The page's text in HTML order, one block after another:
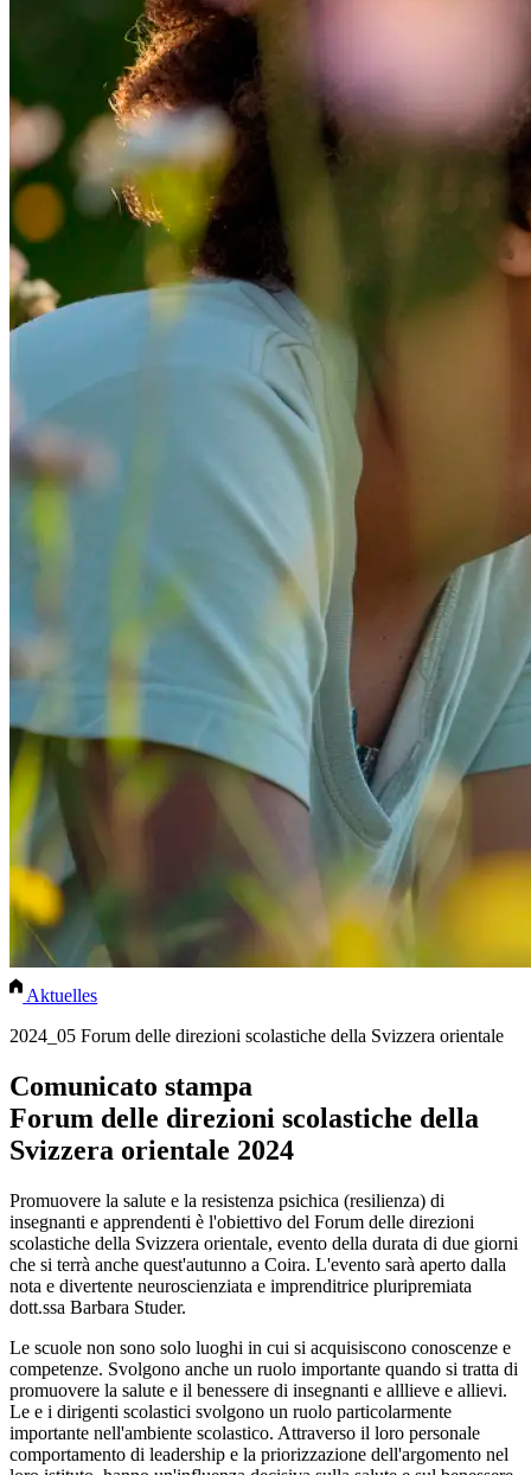
Aktuelles
2024_05 Forum delle direzioni scolastiche della Svizzera orientale
Comunicato stampa
Forum delle direzioni scolastiche della
Svizzera orientale 2024
Promuovere la salute e la resistenza psichica (resilienza) di
insegnanti e apprendenti è l'obiettivo del Forum delle direzioni
scolastiche della Svizzera orientale, evento della durata di due giorni
che si terrà anche quest'autunno a Coira. L'evento sarà aperto dalla
nota e divertente neuroscienziata e imprenditrice pluripremiata
dott.ssa Barbara Studer.
Le scuole non sono solo luoghi in cui si acquisiscono conoscenze e
competenze. Svolgono anche un ruolo importante quando si tratta di
promuovere la salute e il benessere di insegnanti e alllieve e allievi.
Le e i dirigenti scolastici svolgono un ruolo particolarmente
importante nell'ambiente scolastico. Attraverso il loro personale
comportamento di leadership e la priorizzazione dell'argomento nel